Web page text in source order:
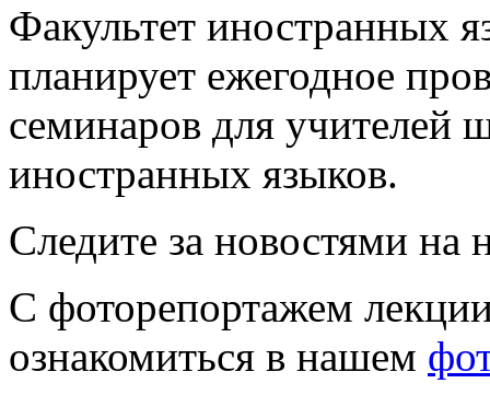
Факультет иностранных
планирует ежегодное
семинаров для учителей
иностранных языков.
Следите за новостями на
С фоторепортажем
ознакомиться в нашем